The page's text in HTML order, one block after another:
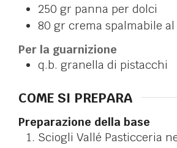
250 gr panna per dolci
80 gr crema spalmabile
Per la guarnizione
q.b. granella di pistacchi
COME SI PREPARA
Preparazione della base
Sciogli Vallé Pasticceria